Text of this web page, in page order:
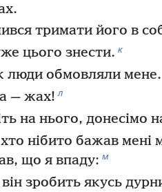
тримати його в
цього знести. к
люди обмовляли мене.
— жах! л
на нього, донесімо
нібито бажав мені
що я впаду: м
зробить якусь